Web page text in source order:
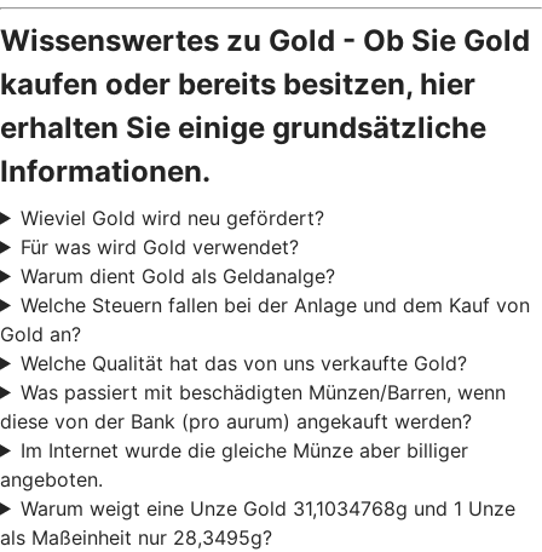
Wissenswertes zu Gold - Ob Sie Gold
kaufen oder bereits besitzen, hier
erhalten Sie einige grundsätzliche
Informationen.
Wieviel Gold wird neu gefördert?
Für was wird Gold verwendet?
Warum dient Gold als Geldanalge?
Welche Steuern fallen bei der Anlage und dem Kauf von
Gold an?
Welche Qualität hat das von uns verkaufte Gold?
Was passiert mit beschädigten Münzen/Barren, wenn
diese von der Bank (pro aurum) angekauft werden?
Im Internet wurde die gleiche Münze aber billiger
angeboten.
Warum weigt eine Unze Gold 31,1034768g und 1 Unze
als Maßeinheit nur 28,3495g?